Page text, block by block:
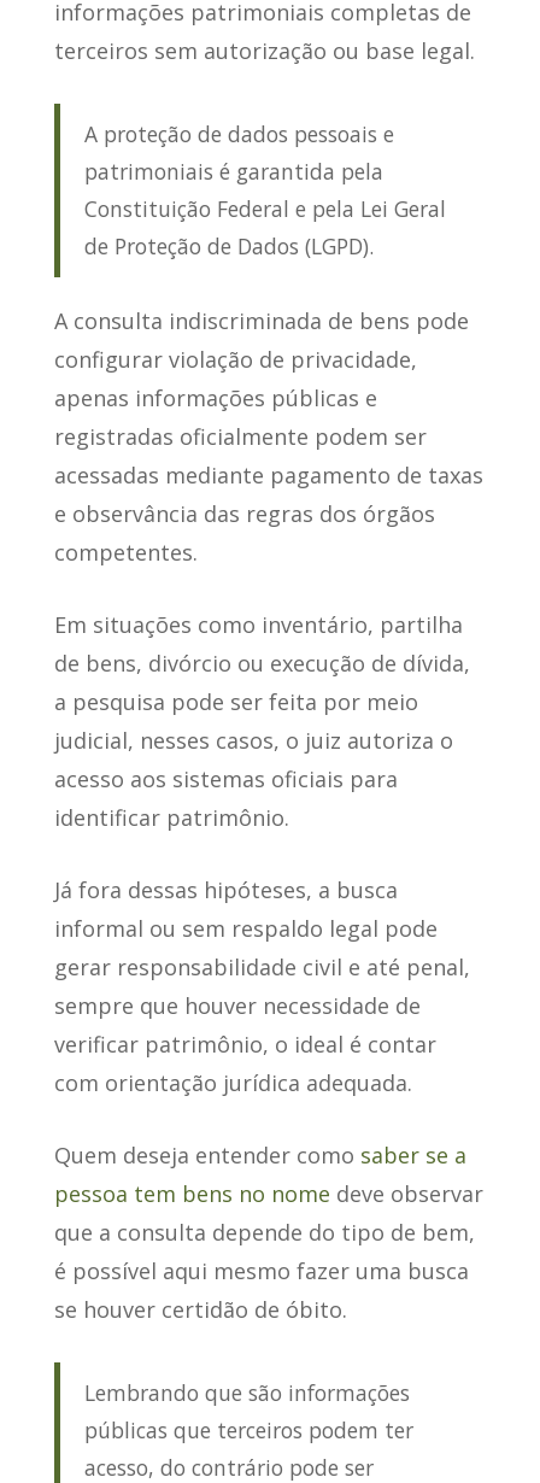
informações patrimoniais completas de
terceiros sem autorização ou base legal.
A proteção de dados pessoais e
patrimoniais é garantida pela
Constituição Federal e pela Lei Geral
de Proteção de Dados (LGPD).
A consulta indiscriminada de bens pode
configurar violação de privacidade,
apenas informações públicas e
registradas oficialmente podem ser
acessadas mediante pagamento de taxas
e observância das regras dos órgãos
competentes.
Em situações como inventário, partilha
de bens, divórcio ou execução de dívida,
a pesquisa pode ser feita por meio
judicial, nesses casos, o juiz autoriza o
acesso aos sistemas oficiais para
identificar patrimônio.
Já fora dessas hipóteses, a busca
informal ou sem respaldo legal pode
gerar responsabilidade civil e até penal,
sempre que houver necessidade de
verificar patrimônio, o ideal é contar
com orientação jurídica adequada.
Quem deseja entender como saber se a
pessoa tem bens no nome deve observar
que a consulta depende do tipo de bem,
é possível aqui mesmo fazer uma busca
se houver certidão de óbito.
Lembrando que são informações
públicas que terceiros podem ter
acesso, do contrário pode ser